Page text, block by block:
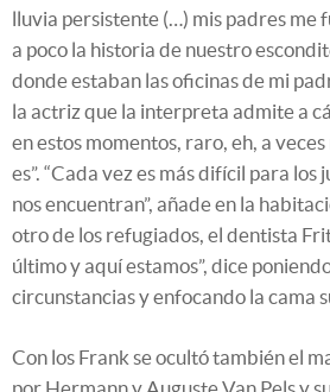
lluvia persistente (…) mis padres me
a poco la historia de nuestro
donde estaban las oficinas de mi
la actriz que la interpreta admite a
en estos momentos, raro, eh, a
es”. “Cada vez es más difícil para los
nos encuentran”, añade en la
otro de los refugiados, el dentista
último y aquí estamos”, dice
circunstancias y enfocando la cama
Con los Frank se ocultó también el
por Hermann y Auguste Van Pels y